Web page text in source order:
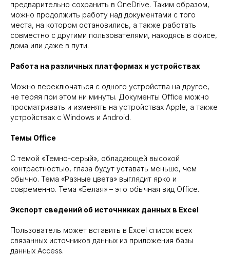
предварительно сохранить в OneDrive. Таким образом,
можно продолжить работу над документами с того
места, на котором остановились, а также работать
совместно с другими пользователями, находясь в офисе,
дома или даже в пути.
Работа на различных платформах и устройствах
Можно переключаться с одного устройства на другое,
не теряя при этом ни минуты. Документы Office можно
просматривать и изменять на устройствах Apple, а также
устройствах с Windows и Android.
Темы Office
С темой «Темно-серый», обладающей высокой
контрастностью, глаза будут уставать меньше, чем
обычно. Тема «Разные цвета» выглядит ярко и
современно. Тема «Белая» – это обычная вид Office.
Экспорт сведений об источниках данных в Excel
Пользователь может вставить в Excel список всех
связанных источников данных из приложения базы
данных Access.